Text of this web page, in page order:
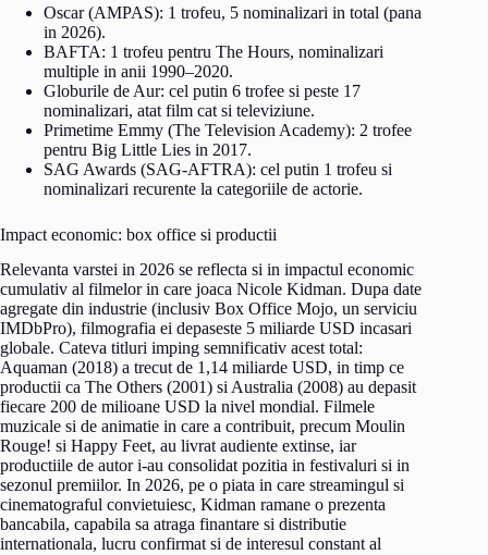
Oscar (AMPAS): 1 trofeu, 5 nominalizari in total (pana
in 2026).
BAFTA: 1 trofeu pentru The Hours, nominalizari
multiple in anii 1990–2020.
Globurile de Aur: cel putin 6 trofee si peste 17
nominalizari, atat film cat si televiziune.
Primetime Emmy (The Television Academy): 2 trofee
pentru Big Little Lies in 2017.
SAG Awards (SAG-AFTRA): cel putin 1 trofeu si
nominalizari recurente la categoriile de actorie.
Impact economic: box office si productii
Relevanta varstei in 2026 se reflecta si in impactul economic
cumulativ al filmelor in care joaca Nicole Kidman. Dupa date
agregate din industrie (inclusiv Box Office Mojo, un serviciu
IMDbPro), filmografia ei depaseste 5 miliarde USD incasari
globale. Cateva titluri imping semnificativ acest total:
Aquaman (2018) a trecut de 1,14 miliarde USD, in timp ce
productii ca The Others (2001) si Australia (2008) au depasit
fiecare 200 de milioane USD la nivel mondial. Filmele
muzicale si de animatie in care a contribuit, precum Moulin
Rouge! si Happy Feet, au livrat audiente extinse, iar
productiile de autor i-au consolidat pozitia in festivaluri si in
sezonul premiilor. In 2026, pe o piata in care streamingul si
cinematograful convietuiesc, Kidman ramane o prezenta
bancabila, capabila sa atraga finantare si distributie
internationala, lucru confirmat si de interesul constant al